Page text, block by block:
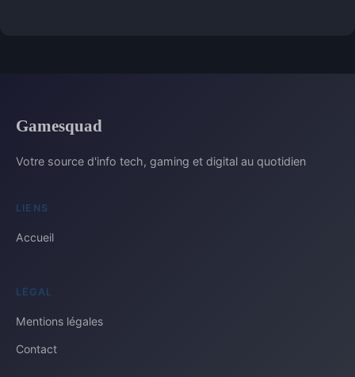
Gamesquad
Votre source d'info tech, gaming et digital au quotidien
LIENS
Accueil
LÉGAL
Mentions légales
Contact